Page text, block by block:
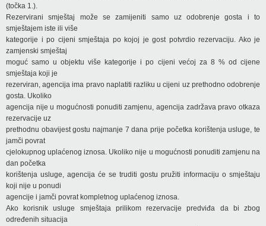
(točka 1.).
Rezervirani smještaj može se zamijeniti samo uz odobrenje gosta i to
smještajem iste ili više
kategorije i po cijeni smještaja po kojoj je gost potvrdio rezervaciju. Ako je
zamjenski smještaj
moguć samo u objektu više kategorije i po cijeni većoj za 8 % od cijene
smještaja koji je
rezerviran, agencija ima pravo naplatiti razliku u cijeni uz prethodno odobrenje
gosta. Ukoliko
agencija nije u mogućnosti ponuditi zamjenu, agencija zadržava pravo otkaza
rezervacije uz
prethodnu obavijest gostu najmanje 7 dana prije početka korištenja usluge, te
jamči povrat
cjelokupnog uplaćenog iznosa. Ukoliko nije u mogućnosti ponuditi zamjenu na
dan početka
korištenja usluge, agencija će se truditi gostu pružiti informaciju o smještaju
koji nije u ponudi
agencije i jamči povrat kompletnog uplaćenog iznosa.
Ako korisnik usluge smještaja prilikom rezervacije predviđa da bi zbog
određenih situacija